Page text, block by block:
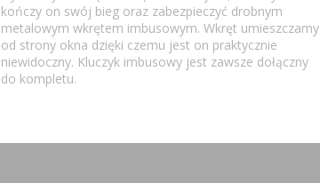
kończy on swój bieg oraz zabezpieczyć drobnym
metalowym wkrętem imbusowym. Wkręt umieszczamy
od strony okna dzięki czemu jest on praktycznie
niewidoczny. Kluczyk imbusowy jest zawsze dołączny
do kompletu.